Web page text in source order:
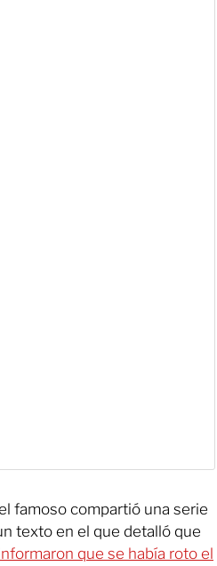
famoso compartió una serie
texto en el que detalló que
que se había roto el